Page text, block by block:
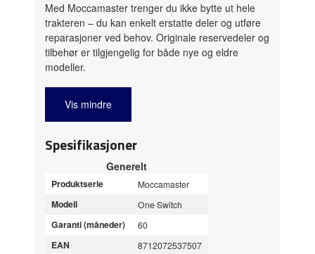
Med Moccamaster trenger du ikke bytte ut hele
trakteren – du kan enkelt erstatte deler og utføre
reparasjoner ved behov. Originale reservedeler og
tilbehør er tilgjengelig for både nye og eldre
modeller.
Vis mindre
Spesifikasjoner
Generelt
Produktserie Moccamaster
Modell One Switch
Garanti (måneder) 60
EAN 8712072537507